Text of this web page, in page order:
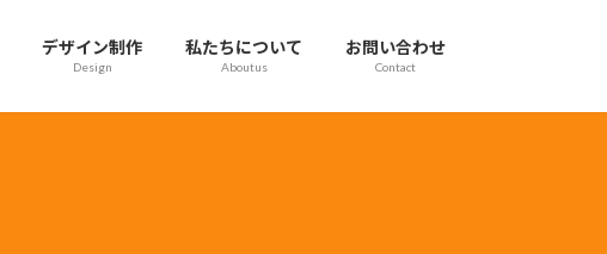
デザイン制作
Design
私たちについて
Aboutus
お問い合わせ
Contact